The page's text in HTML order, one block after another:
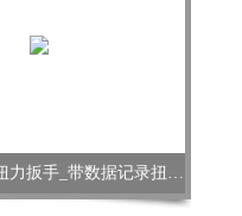
无线蓝牙数显扭力扳手_带数据记录扭矩扳手